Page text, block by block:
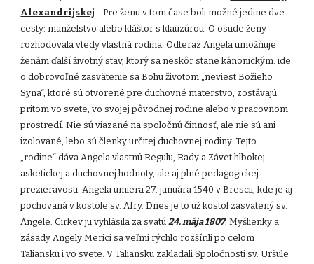
Alexandrijskej. Pre ženu v tom čase boli možné jedine dve
cesty: manželstvo alebo kláštor s klauzúrou. O osude ženy
rozhodovala vtedy vlastná rodina. Odteraz Angela umožňuje
ženám ďalší životný stav, ktorý sa neskôr stane kánonickým: ide
o dobrovoľné zasvätenie sa Bohu životom „neviest Božieho
Syna“, ktoré sú otvorené pre duchovné materstvo, zostávajú
pritom vo svete, vo svojej pôvodnej rodine alebo v pracovnom
prostredí. Nie sú viazané na spoločnú činnosť, ale nie sú ani
izolované, lebo sú členky určitej duchovnej rodiny. Tejto
„rodine“ dáva Angela vlastnú Regulu, Rady a Závet hlbokej
asketickej a duchovnej hodnoty, ale aj plné pedagogickej
prezieravosti. Angela umiera 27. januára 1540 v Brescii, kde je aj
pochovaná v kostole sv. Afry. Dnes je to už kostol zasvätený sv.
Angele. Cirkev ju vyhlásila za svätú24. mája 1807. Myšlienky a
zásady Angely Merici sa veľmi rýchlo rozšírili po celom
Taliansku i vo svete. V Taliansku zakladali Spoločnosti sv. Uršule